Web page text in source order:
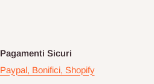
Pagamenti Sicuri
Paypal, Bonifici, Shopify